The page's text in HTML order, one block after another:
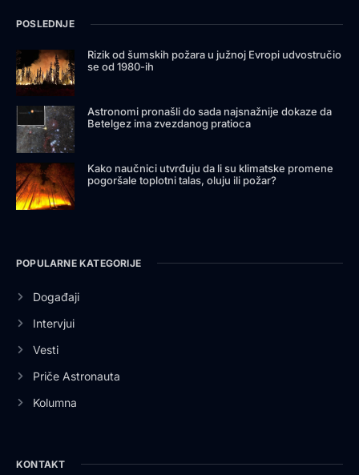
POSLEDNJE
Rizik od šumskih požara u južnoj Evropi udvostručio
se od 1980-ih
Astronomi pronašli do sada najsnažnije dokaze da
Betelgez ima zvezdanog pratioca
Kako naučnici utvrđuju da li su klimatske promene
pogoršale toplotni talas, oluju ili požar?
POPULARNE KATEGORIJE
Događaji
Intervjui
Vesti
Priče Astronauta
Kolumna
KONTAKT